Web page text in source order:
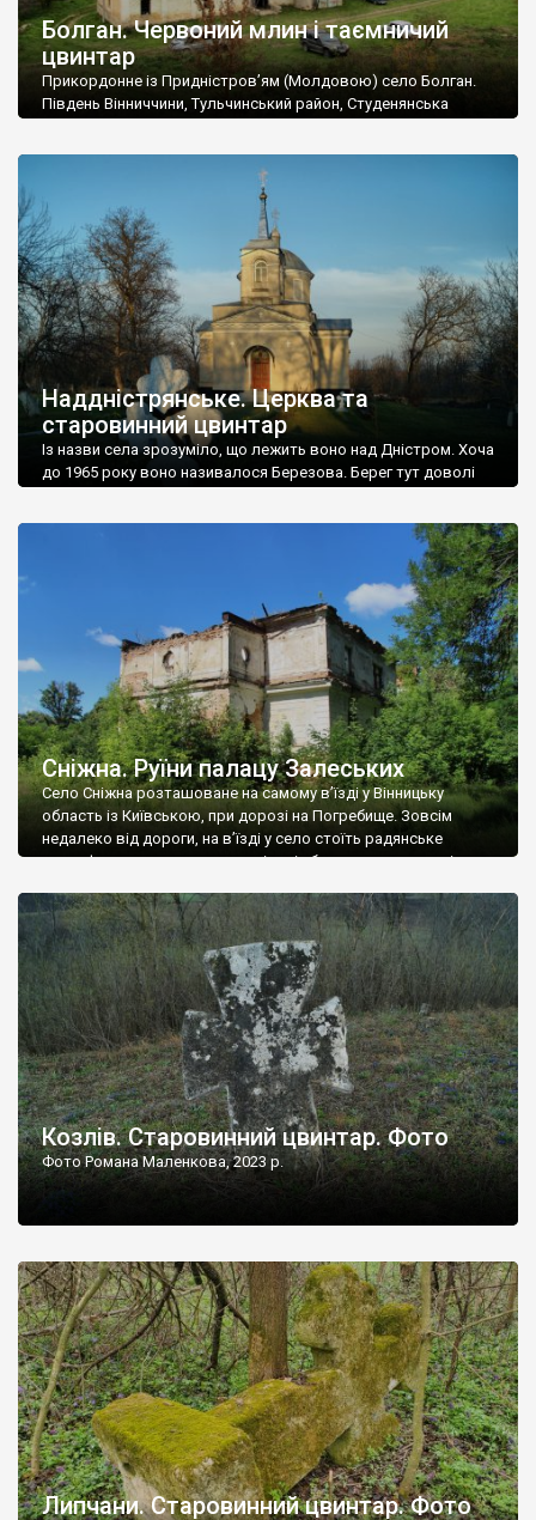
Болган. Червоний млин і таємничий
цвинтар
Прикордонне із Придністров’ям (Молдовою) село Болган.
Південь Вінниччини, Тульчинський район, Студенянська
старовинний цвинтар із кам’яними хрестами. Всі епітафії, які
збереглися, написані кирилицею, церковнослов’янською
мовою. За всіма традиційними ознаками – цвинтар
український. Хрести датуються 19 століттям. У 1924-1940
роках Болган […]
Наддністрянське. Церква та
старовинний цвинтар
Із назви села зрозуміло, що лежить воно над Дністром. Хоча
до 1965 року воно називалося Березова. Берег тут доволі
Наддністрянське відрізняється від більшості навколишніх
сіл. У селі є мурована Михайлівська церква. Точної дати […]
Сніжна. Руїни палацу Залеських
Село Сніжна розташоване на самому в’їзді у Вінницьку
область із Київською, при дорозі на Погребище. Зовсім
недалеко від дороги, на в’їзді у село стоїть радянське
рельєфне пано, яке показує жінку і яблуню, а трохи далі, десь
не видно, але видно дві стареньких колії у траві – […]
Козлів. Старовинний цвинтар. Фото
Фото Романа Маленкова, 2023 р.
Липчани. Старовинний цвинтар. Фото